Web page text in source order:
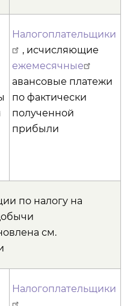
Налогоплательщики
, исчисляющие
ежемесячные
авансовые платежи
по фактически
полученной
прибыли
по налогу на
см.
Налогоплательщики